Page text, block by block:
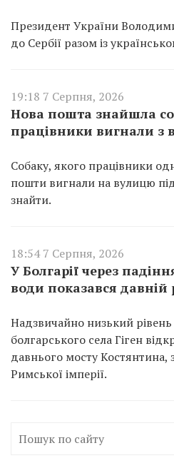
Президент України
до Сербії разом із
19:18 7 Серпня, 2026
Нова пошта знайшла
працівники вигнали з
Собаку, якого працівники
пошти вигнали на вулицю
знайти.
18:54 7 Серпня, 2026
У Болгарії через
води показався давній
Надзвичайно низький
болгарського села Гіген
давнього мосту Костянтина,
Римської імперії.